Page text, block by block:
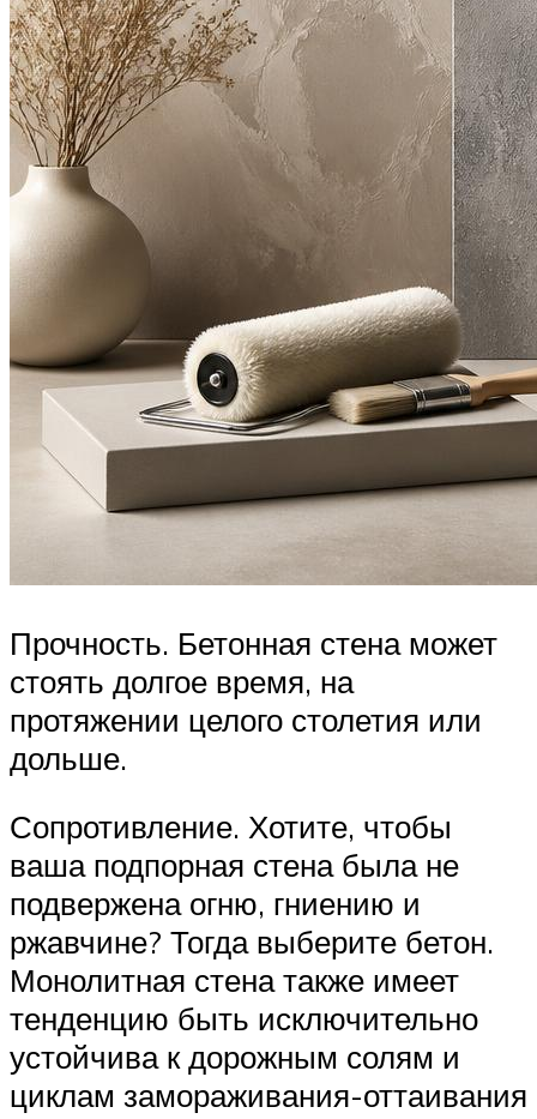
Прочность. Бетонная стена может
стоять долгое время, на
протяжении целого столетия или
дольше.
Сопротивление. Хотите, чтобы
ваша подпорная стена была не
подвержена огню, гниению и
ржавчине? Тогда выберите бетон.
Монолитная стена также имеет
тенденцию быть исключительно
устойчива к дорожным солям и
циклам замораживания-оттаивания